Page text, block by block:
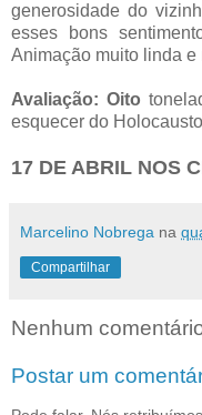
generosidade do
esses bons
Animação muito linda e
Avaliação: Oito
esquecer do Holocausto
17 DE ABRIL NOS
Marcelino Nobrega na
Compartilhar
Nenhum
Postar um